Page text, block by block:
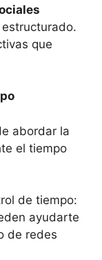
que
abordar la
el tiempo
de tiempo:
ayudarte
de redes